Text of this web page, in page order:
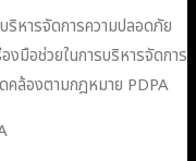
หารจัดการความปลอดภัย
มือช่วยในการบริหารจัดการ
คล้องตามกฎหมาย PDPA